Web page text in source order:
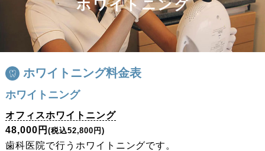
ホワイトニング
ホワイトニング料金表
ホワイトニング
オフィスホワイトニング
48,000円 (税込52,800円)
歯科医院で行うホワイトニングです。